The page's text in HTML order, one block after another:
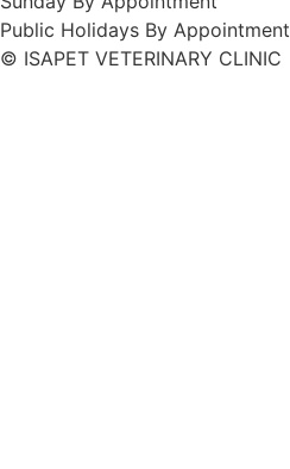
Public Holidays By Appointment
© ISAPET VETERINARY CLINIC